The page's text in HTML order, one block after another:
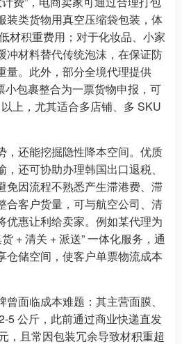
装类货物用真空压缩袋包装，体
材积重费用；对于化妆品、小家
冲材料替代传统泡沫，在保证防
量。此外，部分全境代理提供
小包裹整合为一票货物申报，可
上，尤其适合多店铺、多 SKU
，还能挖掘隐性降本空间。优质
还可协助办理韩国出口退税、
免因流程不熟悉产生滞港费、滞
合客户货量，可与航空公司、清
优惠让利给卖家。例如某代理为
+ 清关 + 派送” 一体化服务，通
仓储空间，使客户单票物流成本
面临成本难题：其主营面膜、
5 公斤，此前通过商业快递直发
，且常因包装冗余导致材积重超